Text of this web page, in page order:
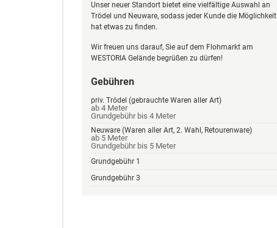
Unser neuer Standort bietet eine vielfältige Auswahl an
Trödel und Neuware, sodass jeder Kunde die Möglichkeit
hat etwas zu finden.
Wir freuen uns darauf, Sie auf dem Flohmarkt am
WESTORIA Gelände begrüßen zu dürfen!
Gebühren
priv. Trödel (gebrauchte Waren aller Art)
ab 4 Meter
Grundgebühr bis 4 Meter
Neuware (Waren aller Art, 2. Wahl, Retourenware)
ab 5 Meter
Grundgebühr bis 5 Meter
Grundgebühr 1
Grundgebühr 3